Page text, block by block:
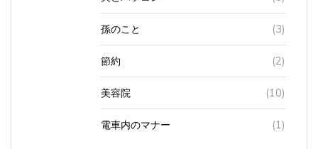
孫のこと (3)
節約 (2)
美容院 (10)
電車内のマナー (1)